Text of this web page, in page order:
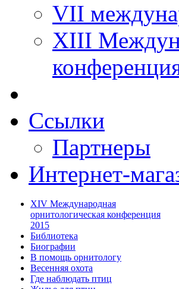
VII
XIII
Ссылки
Партнеры
Интернет-
XIV Международная
орнитологическая конференция
2015
Библиотека
Биографии
В помощь орнитологу
Весенняя охота
Где наблюдать птиц